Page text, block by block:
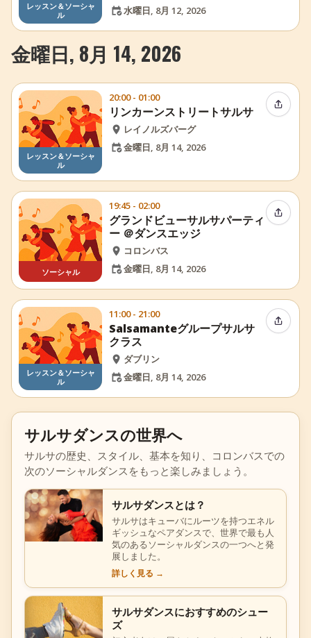
レッスン＆ソーシャ
ル
水曜日, 8月 12, 2026
金曜日, 8月 14, 2026
レッスン＆ソーシャ
ル
20:00 - 01:00
リンカーンストリートサルサ
レイノルズバーグ
金曜日, 8月 14, 2026
イベン
ソーシャル
19:45 - 02:00
グランドビューサルサパーティ
ー ＠ダンスエッジ
コロンバス
金曜日, 8月 14, 2026
イベン
レッスン＆ソーシャ
ル
11:00 - 21:00
Salsamanteグループサルサ
クラス
ダブリン
金曜日, 8月 14, 2026
イベン
サルサダンスの世界へ
サルサの歴史、スタイル、基本を知り、コロンバスでの
次のソーシャルダンスをもっと楽しみましょう。
サルサダンスとは？
サルサはキューバにルーツを持つエネル
ギッシュなペアダンスで、世界で最も人
気のあるソーシャルダンスの一つへと発
展しました。
詳しく見る →
サルサダンスにおすすめのシュー
ズ